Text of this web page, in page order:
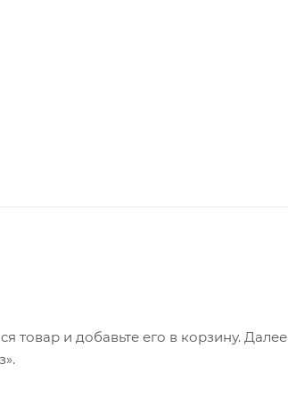
товар и добавьте его в корзину. Далее